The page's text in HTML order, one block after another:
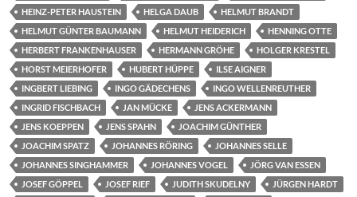
HEINZ-PETER HAUSTEIN
HELGA DAUB
HELMUT BRANDT
HELMUT GÜNTER BAUMANN
HELMUT HEIDERICH
HENNING OTTE
HERBERT FRANKENHAUSER
HERMANN GRÖHE
HOLGER KRESTEL
HORST MEIERHOFER
HUBERT HÜPPE
ILSE AIGNER
INGBERT LIEBING
INGO GÄDECHENS
INGO WELLENREUTHER
INGRID FISCHBACH
JAN MÜCKE
JENS ACKERMANN
JENS KOEPPEN
JENS SPAHN
JOACHIM GÜNTHER
JOACHIM SPATZ
JOHANNES RÖRING
JOHANNES SELLE
JOHANNES SINGHAMMER
JOHANNES VOGEL
JÖRG VAN ESSEN
JOSEF GÖPPEL
JOSEF RIEF JUDITH SKUDELNY
JÜRGEN HARDT